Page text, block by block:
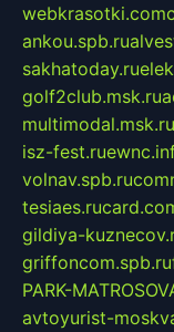
webkrasotki.com
ankou.spb.ru
sakhatoday.ru
golf2club.msk.ru
multimodal.msk.ru
isz-fest.ru
volnav.spb.ru
tesiaes.ru
gildiya-
griffoncom.spb.ru
PARK-
avtoyurist-